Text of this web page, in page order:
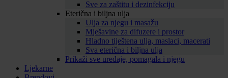
Sve za zaštitu i dezinfekciju
Eterična i biljna ulja
Ulja za njegu i masažu
Mješavine za difuzere i prostor
Hladno tiještena ulja, maslaci, macerati
Sva eterična i biljna ulja
Prikaži sve uređaje, pomagala i njegu
Ljekarne